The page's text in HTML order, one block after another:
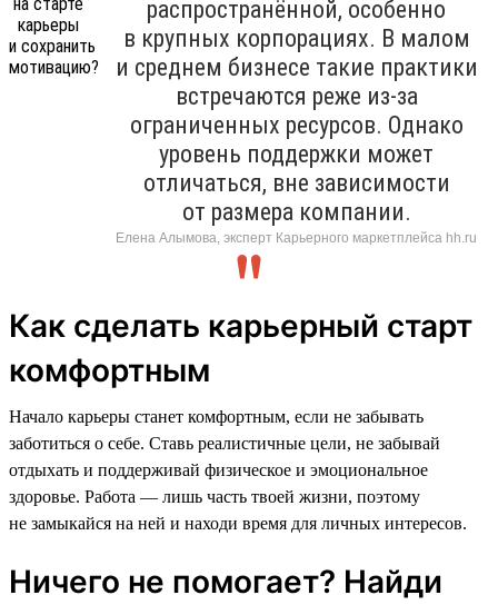
распространённой, особенно
в крупных корпорациях. В малом
и среднем бизнесе такие практики
встречаются реже из-за
ограниченных ресурсов. Однако
уровень поддержки может
отличаться, вне зависимости
от размера компании.
Елена Алымова, эксперт Карьерного маркетплейса hh.ru
Как сделать карьерный старт
комфортным
Начало карьеры станет комфортным, если не забывать
заботиться о себе. Ставь реалистичные цели, не забывай
отдыхать и поддерживай физическое и эмоциональное
здоровье. Работа — лишь часть твоей жизни, поэтому
не замыкайся на ней и находи время для личных интересов.
Ничего не помогает? Найди